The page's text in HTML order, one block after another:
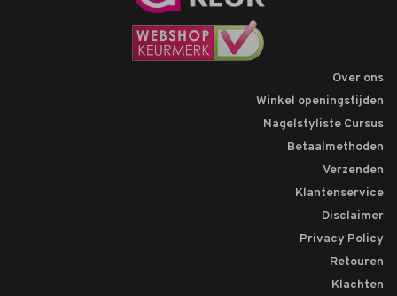
Over ons
Winkel openingstijden
Nagelstyliste Cursus
Betaalmethoden
Verzenden
Klantenservice
Disclaimer
Privacy Policy
Retouren
Klachten